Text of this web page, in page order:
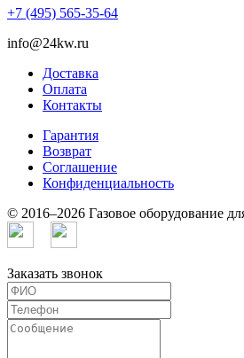
+7 (495) 565-35-64
info@24kw.ru
Доставка
Оплата
Контакты
Гарантия
Возврат
Cоглашение
Конфиденциальность
© 2016–2026 Газовое оборудование
Заказать звонок